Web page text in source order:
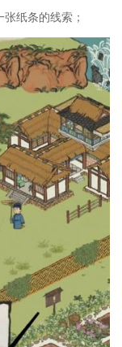
纸条的线索；